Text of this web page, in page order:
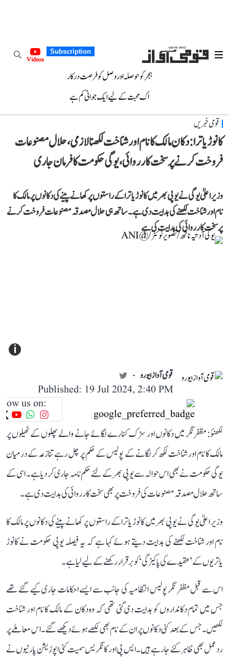
Subscription
Videos
ہجر کو حوصلہ اور وصل کو فرصت درکار
اک محبت کے لیے ایک جوانی کم ہے
قومی خبریں
کانوڑ یاترا: دکان مالک کا نام اور شناخت لکھنا لازمی، حلال مصنوعات
فروخت کرنے پر سخت کارروائی، یوگی حکومت کا فرمان جاری
وزیر اعلیٰ یوگی نے یوپی بھر میں کانوڑ یاترا کے راستوں پر کھانے پینے کی دکانوں پر مالک کا
نام اور شناخت لکھنے کی ہدایت دی ہے۔ ساتھ ہی حلال مصدقہ مصنوعات فروخت کرنے
پر سخت کارروائی کی ہدایت کی ہے
i
قومی آواز بیورو
Published: 19 Jul 2024, 2:40 PM
us on:
لکھنؤ: مظفرنگر میں دکانوں اور سڑک کنارے لگائے جانے والے پھلوں کے ٹھیلوں پر
مالک کا نام اور شناخت لکھ کر لگانے کے پولیس کے حکم پر چل رہے تنازعہ کے درمیان
یوگی حکومت نے بھی اس حوالہ سے یوپی بھر کے لئے حکم نامہ جاری کر دیا ہے۔ اسی کے
ساتھ حلال مصدقہ مصنوعات کی فروخت پر بھی سخت کارروائی کی ہدایت دی ہے۔
وزیر اعلیٰ یوگی نے یوپی بھر میں کانوڑ یاترا کے راستوں پر کھانے پینے کی دکانوں پر مالک کا
نام اور شناخت لکھنے کی ہدایت دیتے ہوئے کہا ہے کہ یہ فیصلہ یوپی حکومت نے کانوڑ
یاتریوں کے ’عقیدے کی پاکیزگی‘ کو برقرار رکھنے کے لیے لیا ہے۔
اس سے قبل مظفر نگر پولیس انتظامیہ کی جانب سے ایسے احکامات جاری کیے گئے تھے
جس میں تمام دکانداروں کو ہدایت دی گئی تھی کہ وہ دکان کے مالک کا نام اور شناخت
لکھیں۔ جس کے بعد کئی دکانوں پر ان کے نام بھی لکھے ہوئے دیکھے گئے۔ اس معاملے پر
ردعمل بھی ظاہر کئے جا رہے ہیں۔ ایس پی اور کانگریس سمیت کئی اپوزیشن پارٹیوں نے